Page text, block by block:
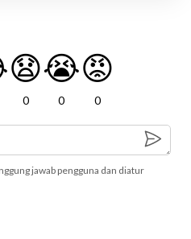
😧
0
😭
0
😡
0
jawab pengguna dan diatur